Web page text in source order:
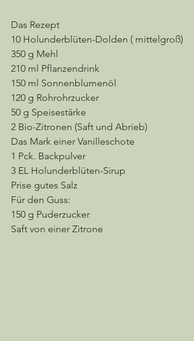
Das Rezept
10 Holunderblüten-Dolden ( mittelgroß)
350 g Mehl
210 ml Pflanzendrink
150 ml Sonnenblumenöl
120 g Rohrohrzucker
50 g Speisestärke
2 Bio-Zitronen (Saft und Abrieb)
Das Mark einer Vanilleschote
1 Pck. Backpulver
3 EL Holunderblüten-Sirup
Prise gutes Salz
Für den Guss:
150 g Puderzucker
Saft von einer Zitrone